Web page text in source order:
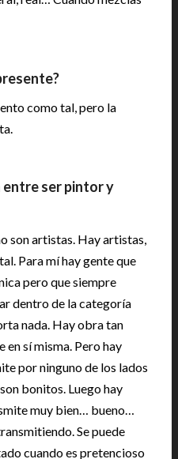
como tal, pero la
entre ser pintor y
son artistas. Hay artistas,
Para mí hay gente que
pero que siempre
dentro de la categoría
nada. Hay obra tan
en sí misma. Pero hay
por ninguno de los lados
bonitos. Luego hay
muy bien… bueno…
Se puede
cuando es pretencioso